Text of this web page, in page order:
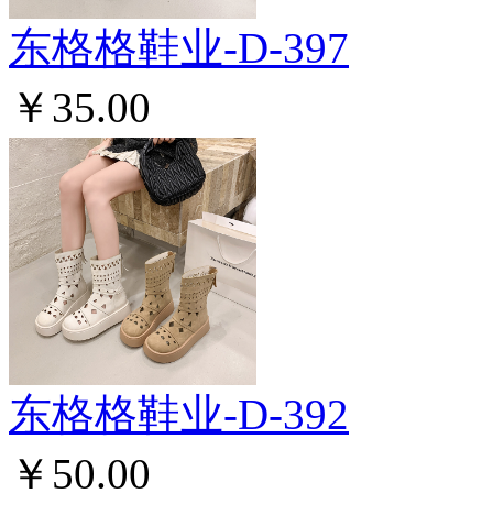
东格格鞋业-D-397
￥35.00
东格格鞋业-D-392
￥50.00